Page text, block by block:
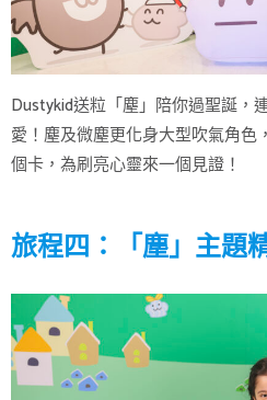
Dustykid送粒「塵」陪你過聖誕，
愛！塵及微塵更化身大型吹氣角
個卡，為刷亮心靈來一個見證！
旅程四：「塵」主題